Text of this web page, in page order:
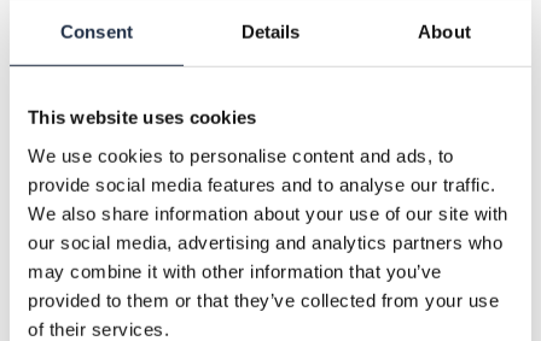
Consent Details About
This website uses cookies
We use cookies to personalise content and ads, to
provide social media features and to analyse our traffic.
We also share information about your use of our site with
our social media, advertising and analytics partners who
may combine it with other information that you’ve
provided to them or that they’ve collected from your use
of their services.
met een klein groepje of wil je graag een
losseactiviteitboeken, dan kan dat natuurlijk
ook! Ben je juist op zoek naar iets speciaals
of wil je graag iets organiseren voor een
groep van 50+ personen, dan bieden wij
speciaal een op maat gemaakt pakket aan.
Meer informatie hierover vind jehier.